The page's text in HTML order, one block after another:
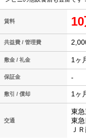
賃料
共益費 / 管理費
敷金 / 礼金 1ヶ
保証金 -
敷引 / 償却 1ヶ
交通
東
東
Ｊ